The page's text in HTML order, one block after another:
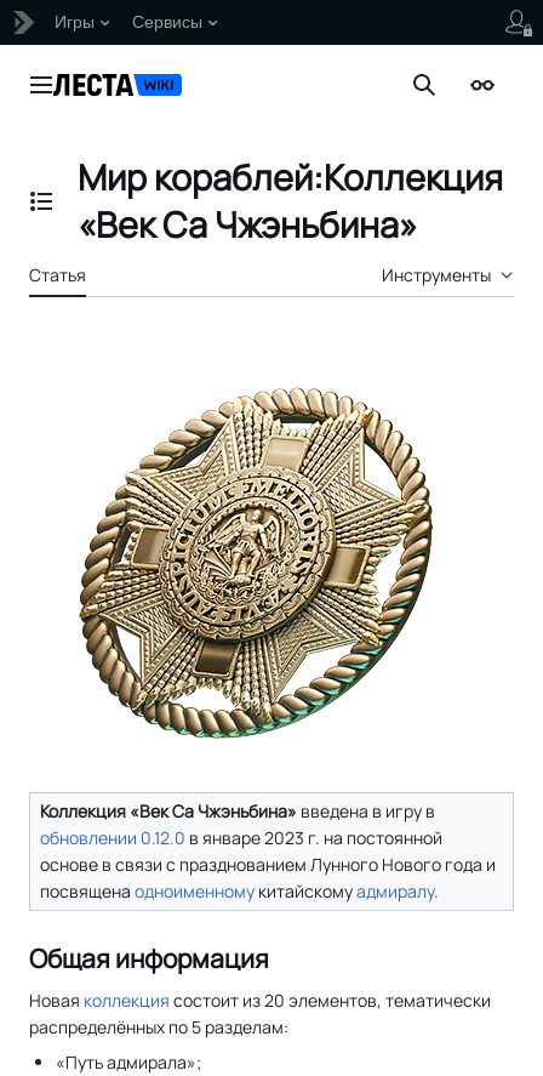
Игры Сервисы
Главное меню Поиск
Отобразить/Скрыть содержание
Мир кораблей:Коллекция
«Век Са Чжэньбина»
Статья Инструменты
Коллекция «Век Са Чжэньбина» введена в игру в
обновлении 0.12.0 в январе 2023 г. на постоянной
основе в связи с празднованием Лунного Нового года и
посвящена одноименному китайскомуадмиралу.
Общая информация
Новая коллекция состоит из 20 элементов, тематически
распределённых по 5 разделам:
«Путь адмирала»;